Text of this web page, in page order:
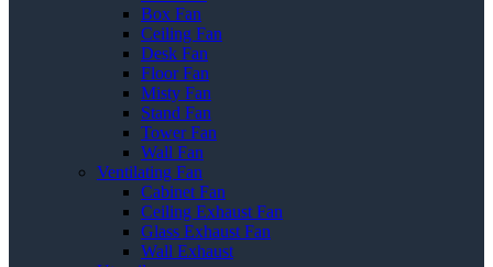
Box Fan
Ceiling Fan
Desk Fan
Floor Fan
Misty Fan
Stand Fan
Tower Fan
Wall Fan
Ventilating Fan
Cabinet Fan
Ceiling Exhaust Fan
Glass Exhaust Fan
Wall Exhaust